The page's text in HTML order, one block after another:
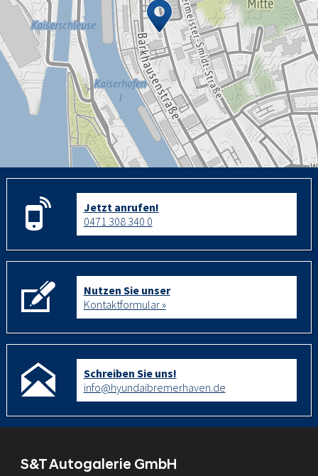
Jetzt anrufen!
0471 308 340 0
Nutzen Sie unser
Kontaktformular »
Schreiben Sie uns!
info@hyundaibremerhaven.de
S&T Autogalerie GmbH